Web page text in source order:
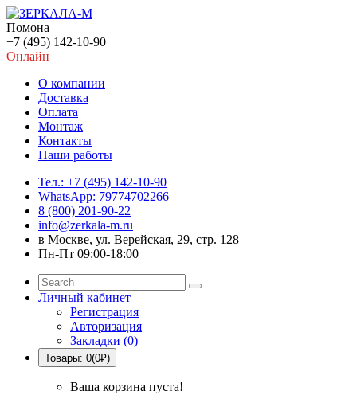
Помона
+7 (495) 142-10-90
Онлайн
О компании
Доставка
Оплата
Монтаж
Контакты
Наши работы
Тел.: +7 (495) 142-10-90
WhatsApp: 79774702266
8 (800) 201-90-22
info@zerkala-m.ru
в Москве, ул. Верейская, 29, стр. 128
Пн-Пт 09:00-18:00
Личный кабинет
Регистрация
Авторизация
Закладки (0)
Товары: 0(0₽)
Ваша корзина пуста!